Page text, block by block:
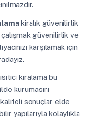
kiralık güvenilirlik
güvenilirlik ve
karşılamak için
kiralama bu
kurumasını
kaliteli sonuçlar elde
yapılarıyla kolaylıkla